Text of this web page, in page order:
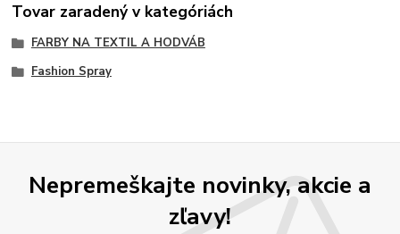
Tovar zaradený v kategóriách
FARBY NA TEXTIL A HODVÁB
Fashion Spray
Nepremeškajte novinky, akcie a
zľavy!